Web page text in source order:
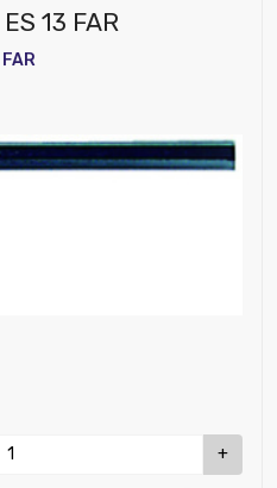
13 FAR
FAR
+